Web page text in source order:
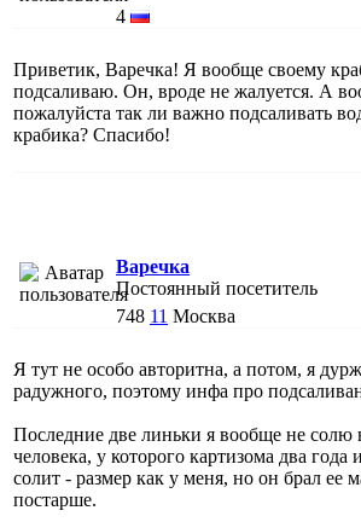
4
Приветик, Bаречка! Я вообще своему
подсаливаю. Он, вроде не жалуется. А
пожалуйста так ли важно подсаливать
крабика? Спасибо!
Варечка
Постоянный посетитель
748 11 Москва
Я тут не особо авторитна, а потом, я
радужного, поэтому инфа про
Последние две линьки я вообще не солю
человека, у которого картизома два года
солит - размер как у меня, но он брал ее
постарше.